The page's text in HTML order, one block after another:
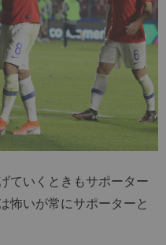
ていくときもサポーター
怖いが常にサポーターと